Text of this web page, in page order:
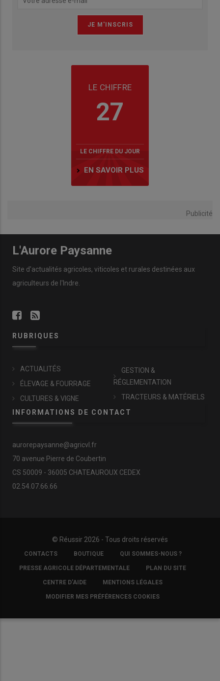
LE CHIFFRE
27
LE CHIFFRE DU JOUR
EN SAVOIR PLUS
Publicité
L'Aurore Paysanne
Site d'actualités agricoles, viticoles et rurales destinées aux
agriculteurs de l'Indre.
RUBRIQUES
ACTUALITÉS
ÉLEVAGE & FOURRAGE
CULTURES & VIGNE
GESTION &
RÉGLEMENTATION
TRACTEURS & MATÉRIELS
INFORMATIONS DE CONTACT
aurorepaysanne@agricvl.fr
70 avenue Pierre de Coubertin
CS 50009 - 36005 CHATEAUROUX CEDEX
02.54.07.66.66
© Réussir 2026 - Tous droits réservés
FOOTER
COPYRIGHT
CONTACTS BOUTIQUE QUI SOMMES-NOUS ?
PRESSE AGRICOLE DÉPARTEMENTALE PLAN DU SITE
CENTRE D'AIDE MENTIONS LÉGALES
MODIFIER MES PRÉFÉRENCES COOKIES